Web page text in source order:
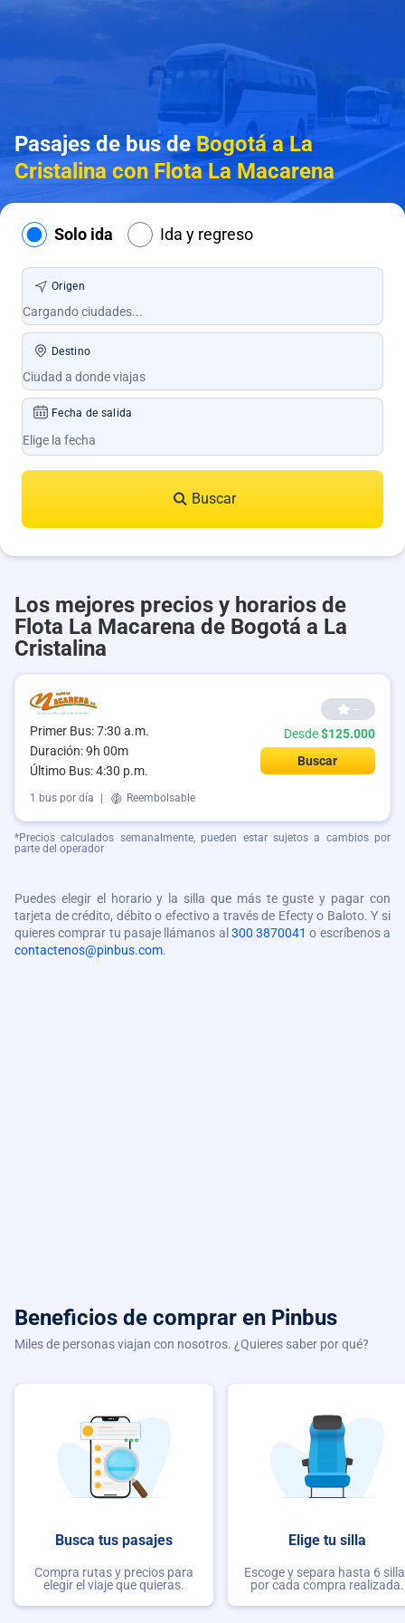
Pasajes de bus deBogotá a La
Cristalina con Flota La Macarena
Solo ida Ida y regreso
Origen
Destino
Fecha de salida
Buscar
Los mejores precios y horarios de
Flota La Macarena de Bogotá a La
Cristalina
Primer Bus: 7:30 a.m.
Duración: 9h 00m
Último Bus: 4:30 p.m.
--
Desde$125.000
Buscar
1 bus por día Reembolsable
*Precios calculados semanalmente, pueden estar sujetos a cambios por
parte del operador
Puedes elegir el horario y la silla que más te guste y pagar con
tarjeta de crédito, débito o efectivo a través de Efecty o Baloto. Y si
quieres comprar tu pasaje llámanos al 300 3870041 o escríbenos a
contactenos@pinbus.com.
Beneficios de comprar en Pinbus
Miles de personas viajan con nosotros. ¿Quieres saber por qué?
Busca tus pasajes
Compra rutas y precios para
elegir el viaje que quieras.
Elige tu silla
Escoge y separa hasta 6
por cada compra realizada.